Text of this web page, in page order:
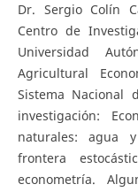
Dr. Sergio Colín
Centro de
Universidad
Agricultural
Sistema Nacional
investigación:
naturales: agua
frontera
econometría.